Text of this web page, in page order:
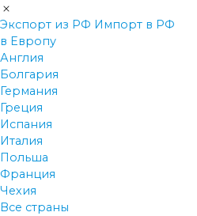
Экспорт из РФ Импорт в РФ
в Европу
Англия
Болгария
Германия
Греция
Испания
Италия
Польша
Франция
Чехия
Все страны